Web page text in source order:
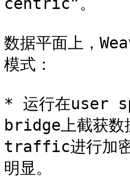
数据平面上，
模式：
* 运行在user
bridge上截获数
traffic进行加
明显。